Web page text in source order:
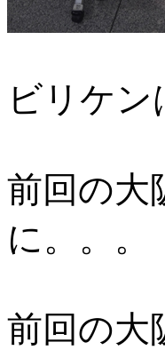
ビリケ
前回の大
に。。。
前回の大